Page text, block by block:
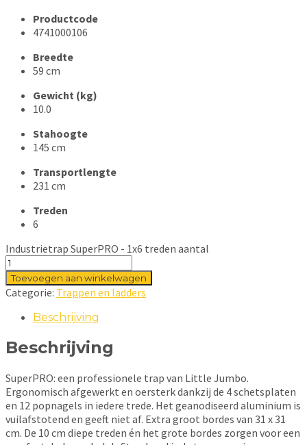
Productcode
4741000106
Breedte
59 cm
Gewicht (kg)
10.0
Stahoogte
145 cm
Transportlengte
231 cm
Treden
6
Industrietrap SuperPRO - 1x6 treden aantal
Toevoegen aan winkelwagen
Categorie: Trappen en ladders
Beschrijving
Beschrijving
SuperPRO: een professionele trap van Little Jumbo.
Ergonomisch afgewerkt en oersterk dankzij de 4 schetsplaten
en 12 popnagels in iedere trede. Het geanodiseerd aluminium is
vuilafstotend en geeft niet af. Extra groot bordes van 31 x 31
cm. De 10 cm diepe treden én het grote bordes zorgen voor een